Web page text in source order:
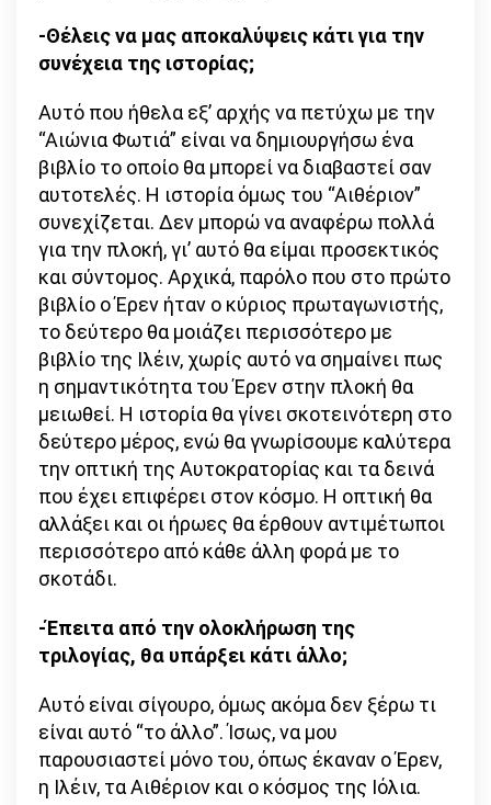
-Θέλεις να μας αποκαλύψεις κάτι για την
συνέχεια της ιστορίας;
Αυτό που ήθελα εξ’ αρχής να πετύχω με την
“Αιώνια Φωτιά” είναι να δημιουργήσω ένα
βιβλίο το οποίο θα μπορεί να διαβαστεί σαν
αυτοτελές. Η ιστορία όμως του “Αιθέριον”
συνεχίζεται. Δεν μπορώ να αναφέρω πολλά
για την πλοκή, γι’ αυτό θα είμαι προσεκτικός
και σύντομος. Αρχικά, παρόλο που στο πρώτο
βιβλίο ο Έρεν ήταν ο κύριος πρωταγωνιστής,
το δεύτερο θα μοιάζει περισσότερο με
βιβλίο της Ιλέιν, χωρίς αυτό να σημαίνει πως
η σημαντικότητα του Έρεν στην πλοκή θα
μειωθεί. Η ιστορία θα γίνει σκοτεινότερη στο
δεύτερο μέρος, ενώ θα γνωρίσουμε καλύτερα
την οπτική της Αυτοκρατορίας και τα δεινά
που έχει επιφέρει στον κόσμο. Η οπτική θα
αλλάξει και οι ήρωες θα έρθουν αντιμέτωποι
περισσότερο από κάθε άλλη φορά με το
σκοτάδι.
-Έπειτα από την ολοκλήρωση της
τριλογίας, θα υπάρξει κάτι άλλο;
Αυτό είναι σίγουρο, όμως ακόμα δεν ξέρω τι
είναι αυτό “το άλλο”. Ίσως, να μου
παρουσιαστεί μόνο του, όπως έκαναν ο Έρεν,
η Ιλέιν, τα Αιθέριον και ο κόσμος της Ιόλια.